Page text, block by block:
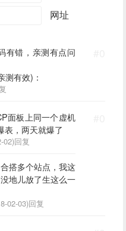
网址
有错，亲测有点问
测有效)：
面板上同一个虚机
表，两天就爆了
02)回复
搭多个站点，我这
地儿放了生这么一
02-03)回复